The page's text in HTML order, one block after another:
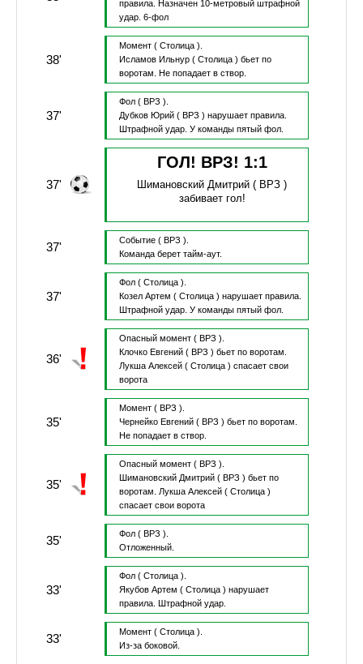
правила.
Назначен 10-метровый штрафной
удар. 6-фол
38'
Момент ( Столица ).
Исламов Ильнур( Столица ) бьет по
воротам.
Не попадает в створ.
37'
Фол ( ВРЗ ).
Дубков Юрий( ВРЗ ) нарушает правила.
Штрафной удар. У команды пятый фол.
37'
ГОЛ! ВРЗ! 1:1
Шимановский Дмитрий ( ВРЗ )
забивает гол!
37' Событие ( ВРЗ ).
Команда берет тайм-аут.
37'
Фол ( Столица ).
Козел Артем ( Столица ) нарушает правила.
Штрафной удар. У команды пятый фол.
36'
Опасный момент ( ВРЗ ).
Клочко Евгений( ВРЗ ) бьет по воротам.
Лукша Алексей( Столица ) спасает свои
ворота
35'
Момент ( ВРЗ ).
Чернейко Евгений( ВРЗ ) бьет по воротам.
Не попадает в створ.
35'
Опасный момент ( ВРЗ ).
Шимановский Дмитрий( ВРЗ ) бьет по
воротам.
Лукша Алексей( Столица )
спасает свои ворота
35' Фол ( ВРЗ ).
Отложенный.
33'
Фол ( Столица ).
Якубов Артем ( Столица ) нарушает
правила.
Штрафной удар.
33' Момент ( Столица ).
Из-за боковой.